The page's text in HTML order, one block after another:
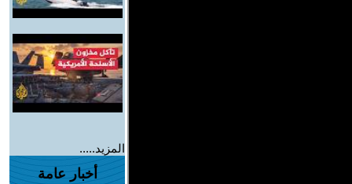
المزيد.....
أخبار عامة